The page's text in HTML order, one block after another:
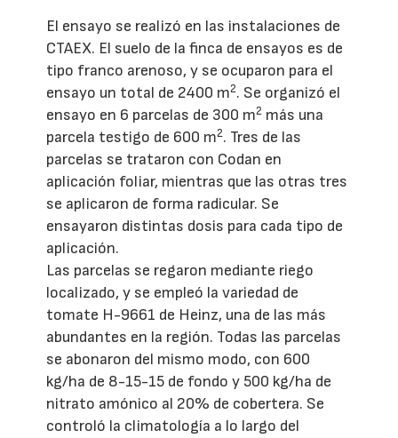
El ensayo se realizó en las instalaciones de
CTAEX. El suelo de la finca de ensayos es de
tipo franco arenoso, y se ocuparon para el
ensayo un total de 2400 m2. Se organizó el
ensayo en 6 parcelas de 300 m2 más una
parcela testigo de 600 m2. Tres de las
parcelas se trataron con Codan en
aplicación foliar, mientras que las otras tres
se aplicaron de forma radicular. Se
ensayaron distintas dosis para cada tipo de
aplicación.
Las parcelas se regaron mediante riego
localizado, y se empleó la variedad de
tomate H-9661 de Heinz, una de las más
abundantes en la región. Todas las parcelas
se abonaron del mismo modo, con 600
kg/ha de 8-15-15 de fondo y 500 kg/ha de
nitrato amónico al 20% de cobertera. Se
controló la climatología a lo largo del